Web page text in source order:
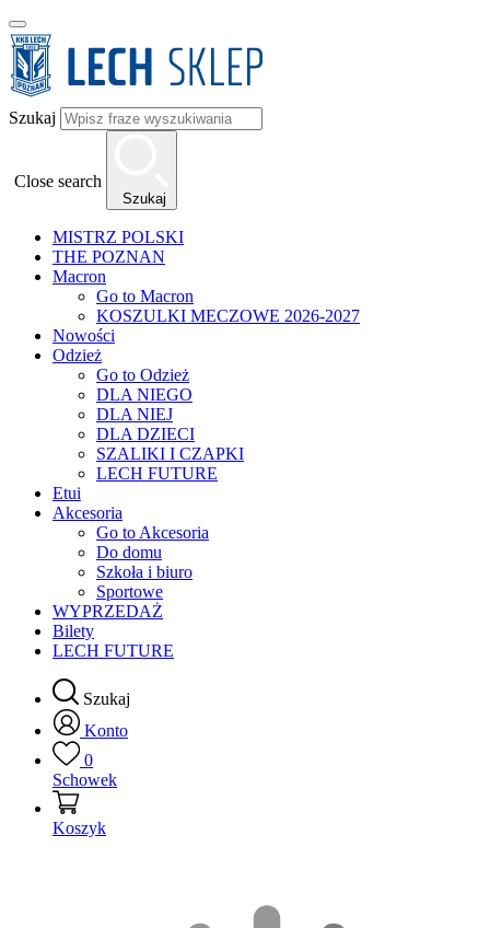
Szukaj
Close search
Szukaj
MISTRZ POLSKI
THE POZNAN
Macron
Go to Macron
KOSZULKI MECZOWE 2026-2027
Nowości
Odzież
Go to Odzież
DLA NIEGO
DLA NIEJ
DLA DZIECI
SZALIKI I CZAPKI
LECH FUTURE
Etui
Akcesoria
Go to Akcesoria
Do domu
Szkoła i biuro
Sportowe
WYPRZEDAŻ
Bilety
LECH FUTURE
Szukaj
Konto
0
Schowek
Koszyk